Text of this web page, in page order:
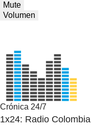
Mute
Volumen
Crónica 24/7
1x24: Radio Colombia